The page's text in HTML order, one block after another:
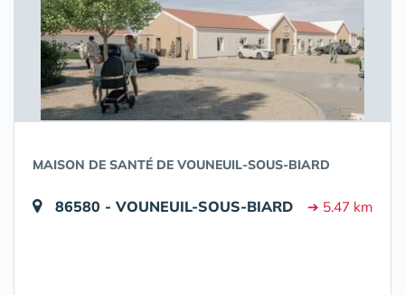
MAISON DE SANTÉ DE VOUNEUIL-SOUS-BIARD
86580 - VOUNEUIL-SOUS-BIARD ➔ 5.47 km